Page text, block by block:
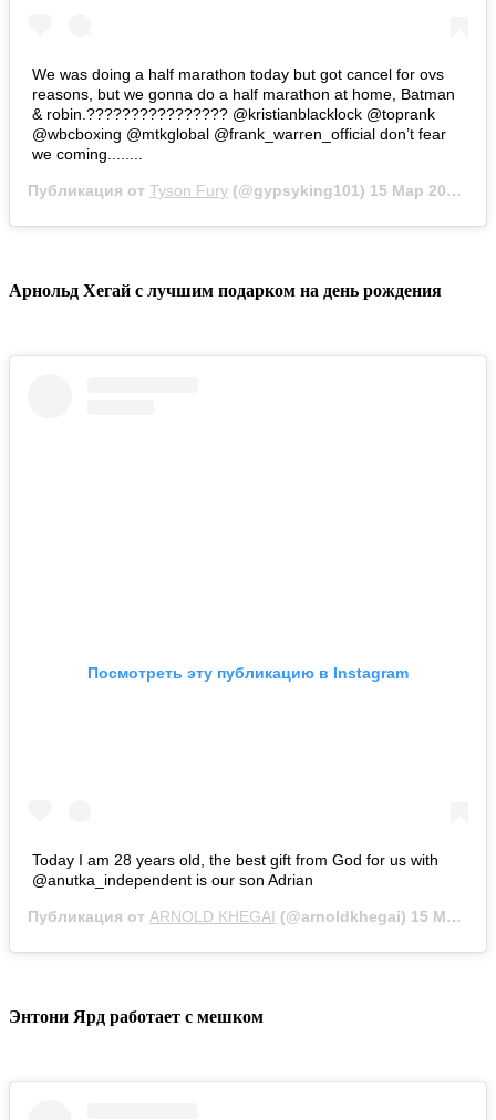
We was doing a half marathon today but got cancel for ovs
reasons, but we gonna do a half marathon at home, Batman
& robin.???????????????? @kristianblacklock @toprank
@wbcboxing @mtkglobal @frank_warren_official don’t fear
we coming........
Публикация от Tyson Fury (@gypsyking101) 15 Мар 2020 в 1:41 PDT
Арнольд Хегай с лучшим подарком на день рождения
Посмотреть эту публикацию в Instagram
Today I am 28 years old, the best gift from God for us with
@anutka_independent is our son Adrian
Публикация от ARNOLD KHEGAI (@arnoldkhegai) 15 Мар 2020 в 7:40 PDT
Энтони Ярд работает с мешком